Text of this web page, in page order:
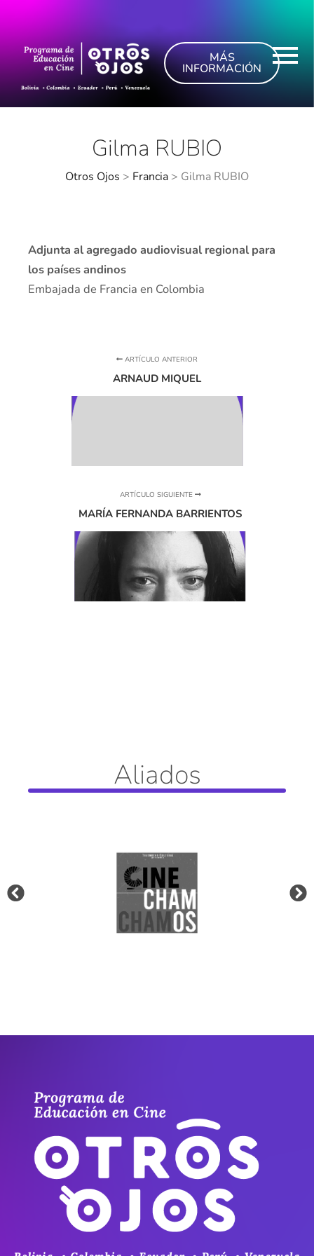
MÁS
INFORMACIÓN
Gilma RUBIO
Otros Ojos > Francia > Gilma RUBIO
Adjunta al agregado audiovisual regional para
los países andinos
Embajada de Francia en Colombia
ARTÍCULO ANTERIOR
ARNAUD MIQUEL
ARTÍCULO SIGUIENTE
MARÍA FERNANDA BARRIENTOS
Aliados